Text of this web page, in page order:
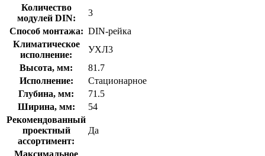
Количество
модулей DIN:
3
Способ монтажа: DIN-рейка
Климатическое
исполнение:
УХЛ3
Высота, мм:
81.7
Исполнение:
Стационарное
Глубина, мм:
71.5
Ширина, мм:
54
Рекомендованный
проектный
ассортимент:
Да
Максимальное